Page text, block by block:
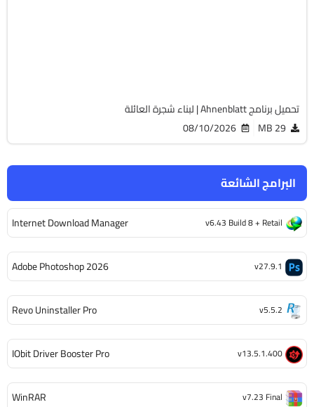
البرامج الشائعة
Internet Download Manager v6.43 Build 8 + Retail
Adobe Photoshop 2026 v27.9.1
Revo Uninstaller Pro v5.5.2
IObit Driver Booster Pro v13.5.1.400
WinRAR v7.23 Final
تحميل برنامج Ahnenblatt | لبناء شجرة العائلة
29 MB
08/10/2026